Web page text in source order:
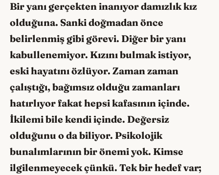
Bir yanı gerçekten inanıyor damızlık kız
olduğuna. Sanki doğmadan önce
belirlenmiş gibi görevi. Diğer bir yanı
kabullenemiyor. Kızını bulmak istiyor,
eski hayatını özlüyor. Zaman zaman
çalıştığı, bağımsız olduğu zamanları
hatırlıyor fakat hepsi kafasının içinde.
İkilemi bile kendi içinde. Değersiz
olduğunu o da biliyor. Psikolojik
bunalımlarının bir önemi yok. Kimse
ilgilenmeyecek çünkü. Tek bir hedef var;